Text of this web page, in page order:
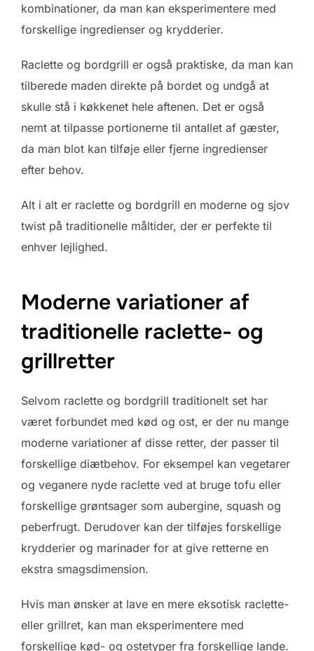
kombinationer, da man kan eksperimentere med
forskellige ingredienser og krydderier.
Raclette og bordgrill er også praktiske, da man kan
tilberede maden direkte på bordet og undgå at
skulle stå i køkkenet hele aftenen. Det er også
nemt at tilpasse portionerne til antallet af gæster,
da man blot kan tilføje eller fjerne ingredienser
efter behov.
Alt i alt er raclette og bordgrill en moderne og sjov
twist på traditionelle måltider, der er perfekte til
enhver lejlighed.
Moderne variationer af
traditionelle raclette- og
grillretter
Selvom raclette og bordgrill traditionelt set har
været forbundet med kød og ost, er der nu mange
moderne variationer af disse retter, der passer til
forskellige diætbehov. For eksempel kan vegetarer
og veganere nyde raclette ved at bruge tofu eller
forskellige grøntsager som aubergine, squash og
peberfrugt. Derudover kan der tilføjes forskellige
krydderier og marinader for at give retterne en
ekstra smagsdimension.
Hvis man ønsker at lave en mere eksotisk raclette-
eller grillret, kan man eksperimentere med
forskellige kød- og ostetyper fra forskellige lande.